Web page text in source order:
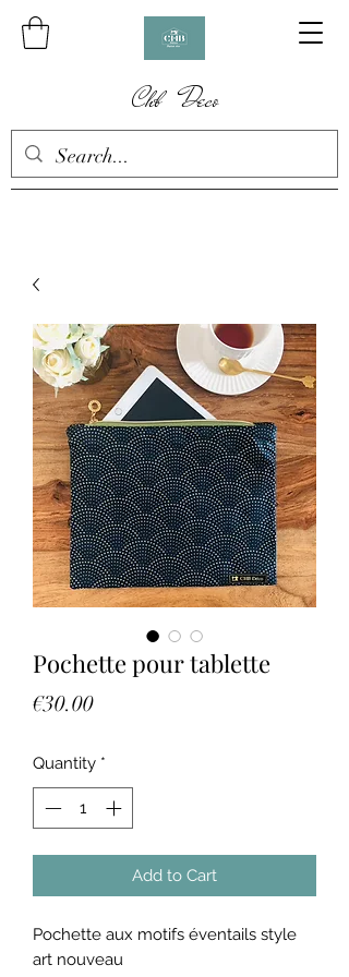
Chb Deco
Pochette pour tablette
€30.00Price
Quantity *
Add to Cart
Pochette aux motifs éventails style
art nouveau